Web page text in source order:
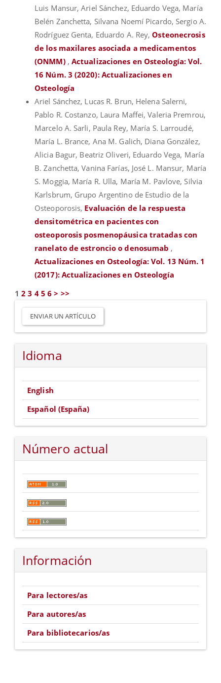
Luis Mansur, Ariel Sánchez, Eduardo Vega, María
Belén Zanchetta, Silvana Noemí Picardo, Sergio A.
Rodríguez Genta, Eduardo A. Rey,Osteonecrosis
de los maxilares asociada a medicamentos
(ONMM) , Actualizaciones en Osteología: Vol.
16 Núm. 3 (2020): Actualizaciones en
Osteología
Ariel Sánchez, Lucas R. Brun, Helena Salerni,
Pablo R. Costanzo, Laura Maffei, Valeria Premrou,
Marcelo A. Sarli, Paula Rey, María S. Larroudé,
María L. Brance, Ana M. Galich, Diana González,
Alicia Bagur, Beatriz Oliveri, Eduardo Vega, María
B. Zanchetta, Vanina Farías, José L. Mansur, María
S. Moggia, María R. Ulla, María M. Pavlove, Silvia
Karlsbrum, Grupo Argentino de Estudio de la
Osteoporosis, Evaluación de la respuesta
densitométrica en pacientes con
osteoporosis posmenopáusica tratadas con
ranelato de estroncio o denosumab ,
Actualizaciones en Osteología: Vol. 13 Núm. 1
(2017): Actualizaciones en Osteología
1 2 3 4 5 6 > >>
Enviar
artículo
ENVIAR UN ARTÍCULO
Idioma
English
Español (España)
Número actual
Información
Para lectores/as
Para autores/as
Para bibliotecarios/as